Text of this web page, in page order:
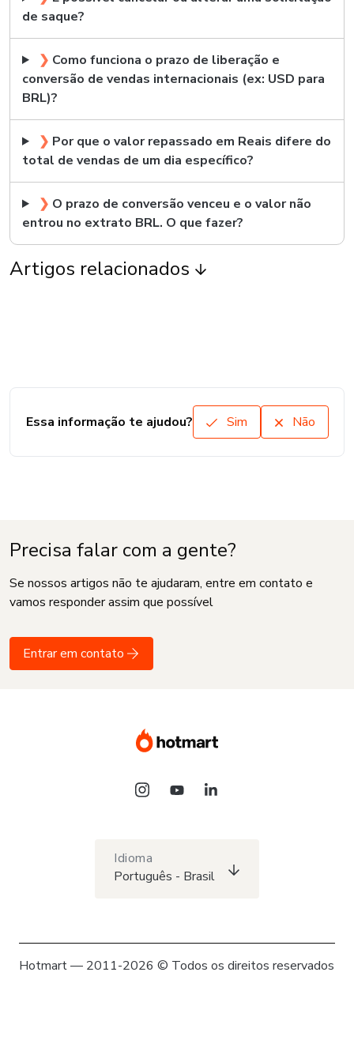
de saque?
❯ Como funciona o prazo de liberação e
conversão de vendas internacionais (ex: USD para
BRL)?
❯ Por que o valor repassado em Reais difere do
total de vendas de um dia específico?
❯ O prazo de conversão venceu e o valor não
entrou no extrato BRL. O que fazer?
Artigos relacionados
Essa informação te ajudou? Sim Não
Precisa falar com a gente?
Se nossos artigos não te ajudaram, entre em contato e
vamos responder assim que possível
Entrar em contato
Idioma
Português - Brasil
Hotmart — 2011-2026 © Todos os direitos reservados